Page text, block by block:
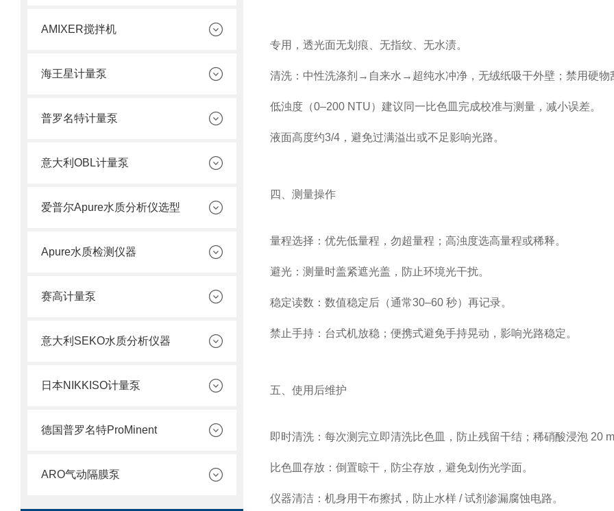
AMIXER搅拌机
海王星计量泵
普罗名特计量泵
意大利OBL计量泵
爱普尔Apure水质分析仪选型
Apure水质检测仪器
赛高计量泵
意大利SEKO水质分析仪器
日本NIKKISO计量泵
德国普罗名特ProMinent
ARO气动隔膜泵
专用 ，透光面无划痕、无指纹、无水渍。
清洗：中性洗涤剂→自来水→ 超纯水冲净 ，无绒纸吸干外壁； 禁用硬物
低浊度（0–200 NTU）建议同一比色皿 完成校准与测量，减小误差。
液面高度约3/4 ，避免过满溢出或不足影响光路。
四、测量操作
量程选择 ：优先低量程 ，勿超量程；高浊度选高量程或稀释。
避光 ：测量时盖紧遮光盖 ，防止环境光干扰。
稳定读数 ：数值稳定后（通常30–60 秒）再记录。
禁止手持 ：台式机放稳；便携式避免手持晃动，影响光路稳定。
五、使用后维护
即时清洗 ：每次测完立即清洗比色皿，防止残留干结； 稀硝酸浸泡 20
比色皿存放 ： 倒置晾干 ，防尘存放，避免划伤光学面。
仪器清洁 ：机身用干布擦拭，防止水样 / 试剂渗漏腐蚀电路。